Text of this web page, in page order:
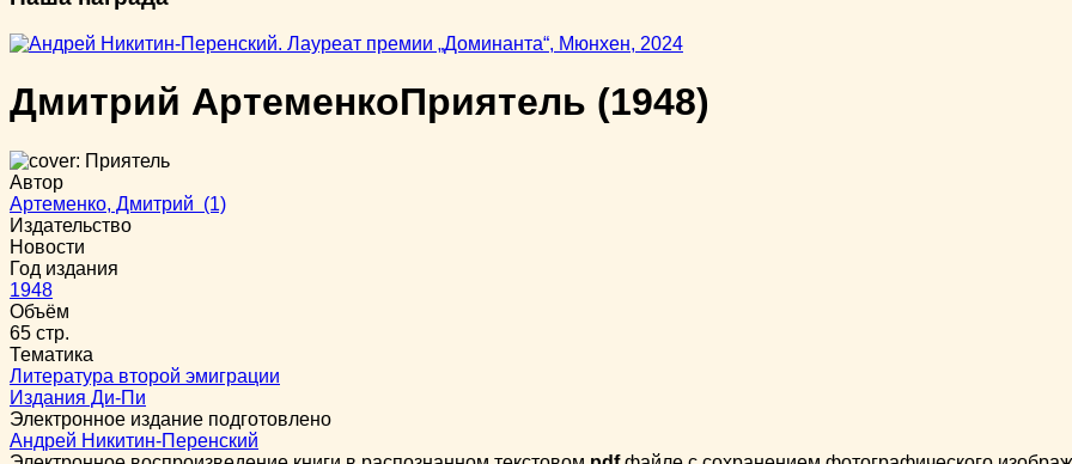
Дмитрий АртеменкоПриятель (1948)
Автор
Артеменко, Дмитрий (1)
Издательство
Новости
Год издания
1948
Объём
65 стр.
Тематика
Литература второй эмиграции
Издания Ди-Пи
Электронное издание подготовлено
Андрей Никитин-Перенский